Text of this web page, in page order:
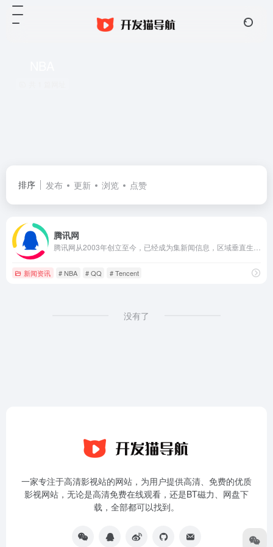
排序 发布 更新 浏览 点赞
腾讯网
新闻资讯 # NBA # QQ # Tencent
没有了
一家专注于高清影视站的网站，为用户提供高清、免费的优质
影视网站，无论是高清免费在线观看，还是BT磁力、网盘下
载，全部都可以找到。